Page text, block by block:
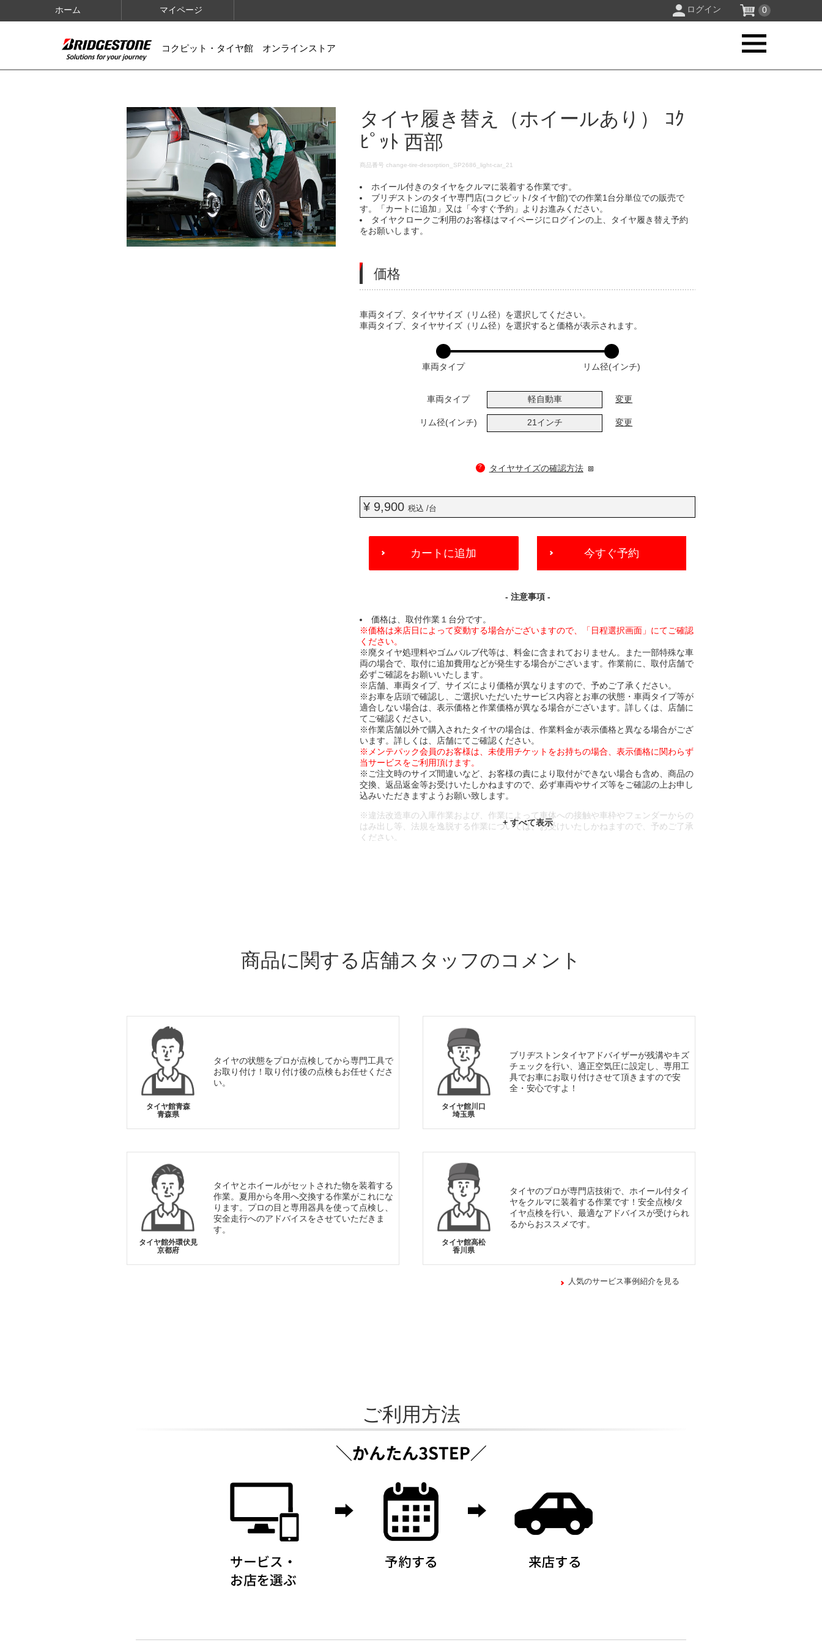
ホーム マイページ ログイン 0
コクピット・タイヤ館 オンラインストア
IMAGES
タイヤ履き替え（ホイールあり） ｺｸ
ﾋﾟｯﾄ 西部
DETAILS
商品番号change-tire-desorption_SP2686_light-car_21
ホイール付きのタイヤをクルマに装着する作業です。
ブリヂストンのタイヤ専門店(コクピット/タイヤ館)での作業1台分単位での販売で
す。「カートに追加」又は「今すぐ予約」よりお進みください。
タイヤクロークご利用のお客様はマイページにログインの上、タイヤ履き替え予約
をお願いします。
価格
VARIATIONS
車両タイプ、タイヤサイズ（リム径）を選択してください。
車両タイプ、タイヤサイズ（リム径）を選択すると価格が表示されます。
車両タイプ リム径(インチ)
車両タイプ 軽自動車 変更
リム径(インチ) 21インチ 変更
? タイヤサイズの確認方法
¥ 9,900税込 /台
ADD
CART
カートに追加 今すぐ予約
- 注意事項 -
価格は、取付作業１台分です。
※価格は来店日によって変動する場合がございますので、「日程選択画面」にてご確認
ください。
※廃タイヤ処理料やゴムバルブ代等は、料金に含まれておりません。また一部特殊な車
両の場合で、取付に追加費用などが発生する場合がございます。作業前に、取付店舗で
必ずご確認をお願いいたします。
※店舗、車両タイプ、サイズにより価格が異なりますので、予めご了承ください。
※お車を店頭で確認し、ご選択いただいたサービス内容とお車の状態・車両タイプ等が
適合しない場合は、表示価格と作業価格が異なる場合がございます。詳しくは、店舗に
てご確認ください。
※作業店舗以外で購入されたタイヤの場合は、作業料金が表示価格と異なる場合がござ
います。詳しくは、店舗にてご確認ください。
※メンテパック会員のお客様は、未使用チケットをお持ちの場合、表示価格に関わらず
当サービスをご利用頂けます。
※ご注文時のサイズ間違いなど、お客様の責により取付ができない場合も含め、商品の
交換、返品返金等お受けいたしかねますので、必ず車両やサイズ等をご確認の上お申し
込みいただきますようお願い致します。
※違法改造車の入庫作業および、作業によって車体への接触や車枠やフェンダーからの
はみ出し等、法規を逸脱する作業については、お受けいたしかねますので、予めご了承
ください。
商品に関する店舗スタッフのコメント
タイヤ館青森
青森県
タイヤの状態をプロが点検してから専門工具で
お取り付け！取り付け後の点検もお任せくださ
い。
タイヤ館川口
埼玉県
ブリヂストンタイヤアドバイザーが残溝やキズ
チェックを行い、適正空気圧に設定し、専用工
具でお車にお取り付けさせて頂きますので安
全・安心ですよ！
タイヤ館外環伏見
京都府
タイヤとホイールがセットされた物を装着する
作業。夏用から冬用へ交換する作業がこれにな
ります。プロの目と専用器具を使って点検し、
安全走行へのアドバイスをさせていただきま
す。
タイヤ館高松
香川県
タイヤのプロが専門店技術で、ホイール付タイ
ヤをクルマに装着する作業です！安全点検/タ
イヤ点検を行い、最適なアドバイスが受けられ
るからおススメです。
人気のサービス事例紹介を見る
ご利用方法